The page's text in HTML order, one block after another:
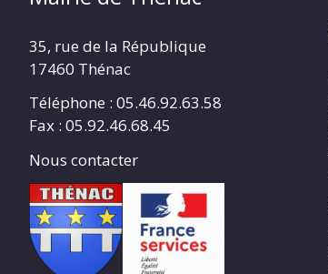
35, rue de la République
17460 Thénac
Téléphone : 05.46.92.63.58
Fax : 05.92.46.68.45
Nous contacter